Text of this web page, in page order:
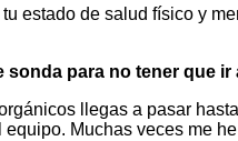
tu estado de salud físico y
sonda para no tener que
llegas a pasar
Muchas veces me